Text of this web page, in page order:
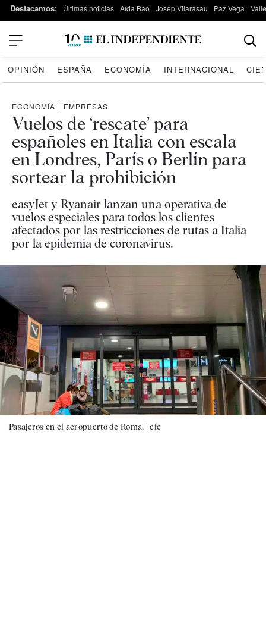
Destacamos: Últimas noticias Aída Bao Josep Vilarasau Paz Vega
OPINIÓN ESPAÑA ECONOMÍA INTERNACIONAL
ECONOMÍA | EMPRESAS
Vuelos de ‘rescate’ para
españoles en Italia con escala
en Londres, París o Berlín para
sortear la prohibición
easyJet y Ryanair lanzan una operativa de
vuelos especiales para todos los clientes
afectados por las restricciones de rutas a Italia
por la epidemia de coronavirus.
Pasajeros en el aeropuerto de Roma. |efe